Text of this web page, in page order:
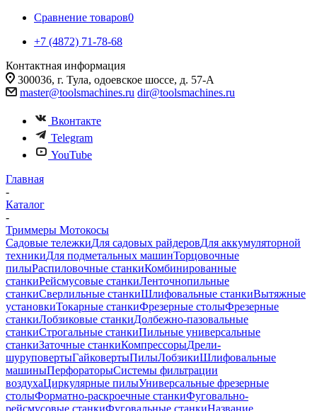
Сравнение товаров0
+7 (4872) 71-78-68
Контактная информация
300036, г. Тула, одоевское шоссе, д. 57-А
master@toolsmachines.ru dir@toolsmachines.ru
Вконтакте
Telegram
YouTube
Главная
-
Каталог
-
Триммеры Мотокосы
Садовые тележкиДля садовых райдеровДля аккумуляторной
техникиДля подметальных машинТорцовочные
пилыРаспиловочные станкиКомбинированные
станкиРейсмусовые станкиЛенточнопильные
станкиСверлильные станкиШлифовальные станкиВытяжные
установкиТокарные станкиФрезерные столыФрезерные
станкиЛобзиковые станкиДолбежно-пазовальные
станкиСтрогальные станкиПильные универсальные
станкиЗаточные станкиКомпрессорыДрели-
шуруповертыГайковертыПилыЛобзикиШлифовальные
машиныПерфораторыСистемы фильтрации
воздухаЦиркулярные пилыУниверсальные фрезерные
столыФорматно-раскроечные станкиФуговально-
рейсмусовые станкиФуговальные станкиНазвание